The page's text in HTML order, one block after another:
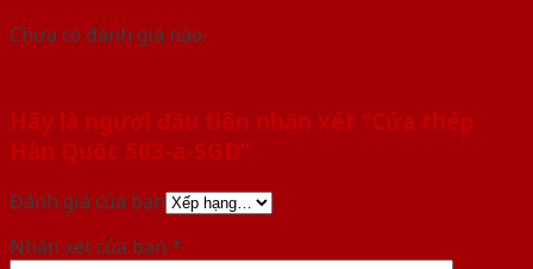
Chưa có đánh giá nào.
Hãy là người đầu tiên nhận xét “Cửa thép
Hàn Quốc 503-a-SGD”
Đánh giá của bạn
Nhận xét của bạn *